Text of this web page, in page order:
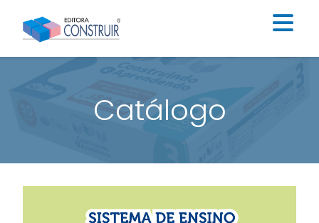
Institucional
Catálogo
Educação Infantil
Ensino Fundamental I
Catálogo